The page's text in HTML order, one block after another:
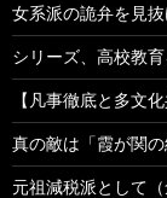
女系派の詭弁を見
シリーズ、高校教
【凡事徹底と多文
真の敵は「霞が関
元祖減税派として（